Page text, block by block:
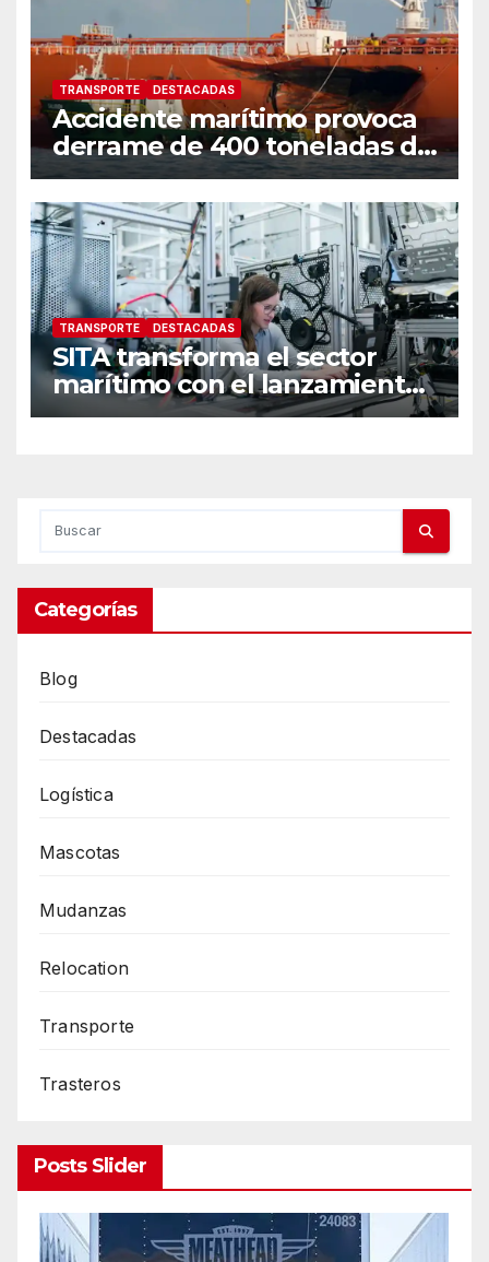
TRANSPORTE DESTACADAS
Accidente marítimo provoca
derrame de 400 toneladas de
petróleo en las costas de
Singapur
TRANSPORTE DESTACADAS
SITA transforma el sector
marítimo con el lanzamiento
de SmartSea y CSM se
Categorías
Blog
Destacadas
Logística
Mascotas
Mudanzas
Relocation
Transporte
Trasteros
Posts Slider